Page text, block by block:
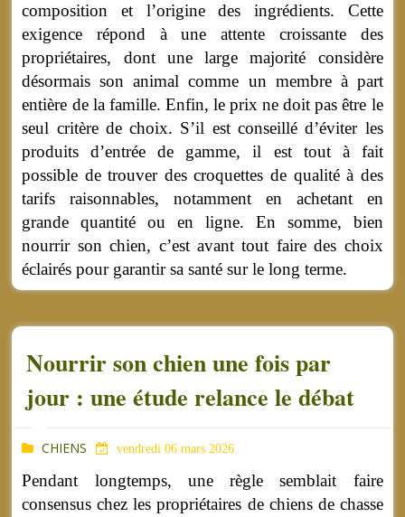
composition et l’origine des ingrédients. Cette
exigence répond à une attente croissante des
propriétaires, dont une large majorité considère
désormais son animal comme un membre à part
entière de la famille. Enfin, le prix ne doit pas être le
seul critère de choix. S’il est conseillé d’éviter les
produits d’entrée de gamme, il est tout à fait
possible de trouver des croquettes de qualité à des
tarifs raisonnables, notamment en achetant en
grande quantité ou en ligne. En somme, bien
nourrir son chien, c’est avant tout faire des choix
éclairés pour garantir sa santé sur le long terme.
Nourrir son chien une fois par
jour : une étude relance le débat
CHIENS vendredi 06 mars 2026
Pendant longtemps, une règle semblait faire
consensus chez les propriétaires de chiens de chasse